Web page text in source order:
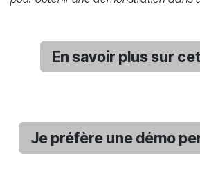
En savoir plus sur
Je préfère une démo